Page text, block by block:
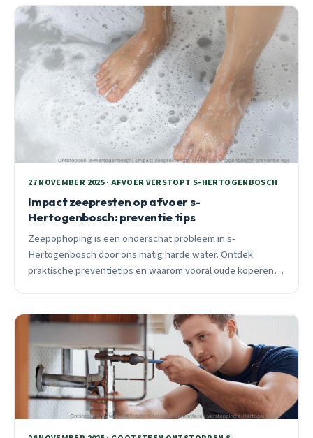
27 NOVEMBER 2025 · AFVOER VERSTOPT S-HERTOGENBOSCH
Impact zeepresten op afvoer s-
Hertogenbosch: preventie tips
Zeepophoping is een onderschat probleem in s-
Hertogenbosch door ons matig harde water. Ontdek
praktische preventietips en waarom vooral oude koperen